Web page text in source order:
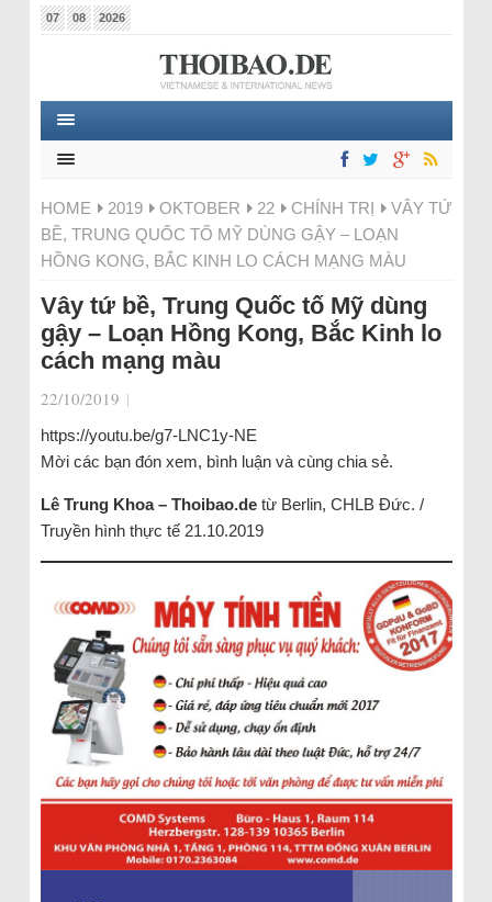
07 08 2026
HOME 2019 OKTOBER 22 CHÍNH TRỊ
VÂY TỨ
BỀ, TRUNG QUỐC TỐ MỸ DÙNG GẬY – LOẠN
HỒNG KONG, BẮC KINH LO CÁCH MẠNG MÀU
Vây tứ bề, Trung Quốc tố Mỹ dùng
gậy – Loạn Hồng Kong, Bắc Kinh lo
cách mạng màu
22/10/2019 |
https://youtu.be/g7-LNC1y-NE
Mời các bạn đón xem, bình luận và cùng chia sẻ.
Lê Trung Khoa – Thoibao.detừ Berlin, CHLB Đức. /
Truyền hình thực tế 21.10.2019